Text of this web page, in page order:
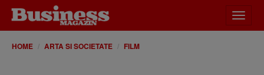
meniu
HOME ARTA SI SOCIETATE FILM